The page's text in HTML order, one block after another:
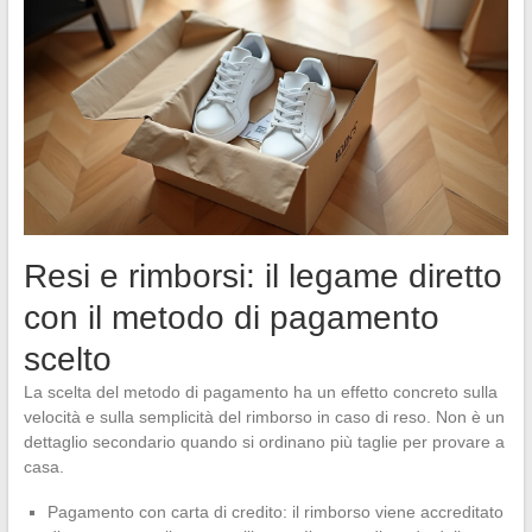
Resi e rimborsi: il legame diretto
con il metodo di pagamento
scelto
La scelta del metodo di pagamento ha un effetto concreto sulla
velocità e sulla semplicità del rimborso in caso di reso. Non è un
dettaglio secondario quando si ordinano più taglie per provare a
casa.
Pagamento con carta di credito: il rimborso viene accreditato